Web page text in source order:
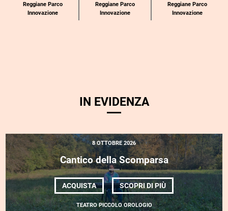
Reggiane Parco
Innovazione
Reggiane Parco
Innovazione
Reggiane Parco
Innovazione
IN EVIDENZA
8 OTTOBRE 2026
Cantico della Scomparsa
ACQUISTA SCOPRI DI PIÙDI
CANTICO
DELLA
SCOMPARSA
TEATRO PICCOLO OROLOGIO